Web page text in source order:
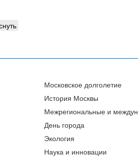
Московское долголетие
История Москвы
Межрегиональные и
День города
Экология
Наука и инновации